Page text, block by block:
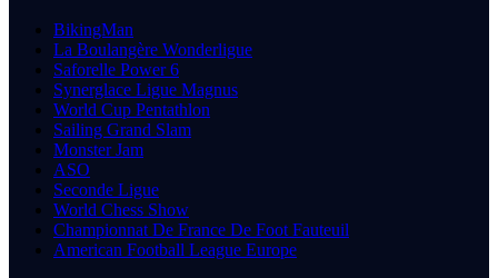
BikingMan
La Boulangère Wonderligue
Saforelle Power 6
Synerglace Ligue Magnus
World Cup Pentathlon
Sailing Grand Slam
Monster Jam
ASO
Seconde Ligue
World Chess Show
Championnat De France De Foot Fauteuil
American Football League Europe